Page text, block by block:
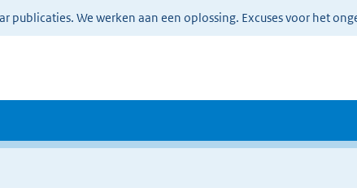
publicaties. We werken aan een oplossing. Excuses voor het